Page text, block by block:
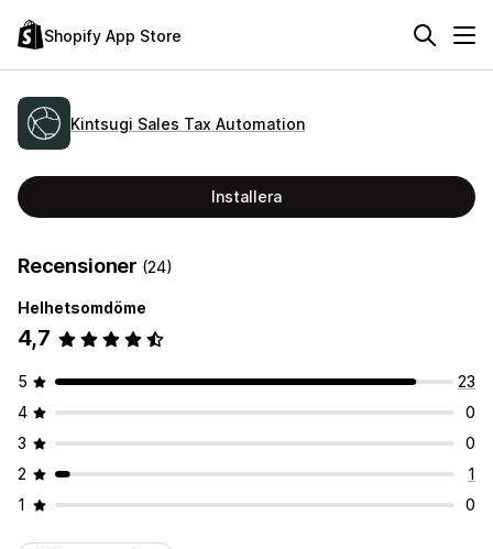
Shopify App Store
Kintsugi Sales Tax Automation
Installera
Recensioner (24)
Helhetsomdöme
4,7
5
23
4
0
3
0
2
1
1
0